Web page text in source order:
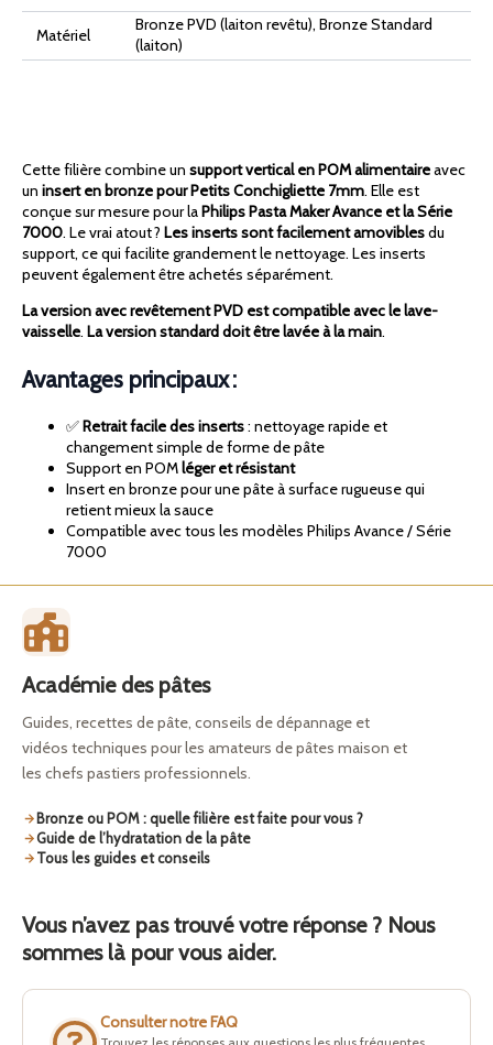
Matériel
Bronze PVD (laiton revêtu), Bronze Standard
(laiton)
Cette filière combine un support vertical en POM alimentaireavec
un insert en bronze pour Petits Conchigliette 7mm. Elle est
conçue sur mesure pour laPhilips Pasta Maker Avance et la Série
7000. Le vrai atout ? Les inserts sont facilement amoviblesdu
support, ce qui facilite grandement le nettoyage. Les inserts
peuvent également être achetés séparément.
La version avec revêtement PVD est compatible avec le lave-
vaisselle. La version standard doit être lavée à la main.
Avantages principaux :
✅Retrait facile des inserts: nettoyage rapide et
changement simple de forme de pâte
Support en POMléger et résistant
Insert en bronze pour une pâte à surface rugueuse qui
retient mieux la sauce
Compatible avec tous les modèles Philips Avance / Série
7000
Académie des pâtes
Guides, recettes de pâte, conseils de dépannage et
vidéos techniques pour les amateurs de pâtes maison et
les chefs pastiers professionnels.
Bronze ou POM : quelle filière est faite pour vous ?
Guide de l’hydratation de la pâte
Tous les guides et conseils
Vous n’avez pas trouvé votre réponse ? Nous
sommes là pour vous aider.
Consulter notre FAQ